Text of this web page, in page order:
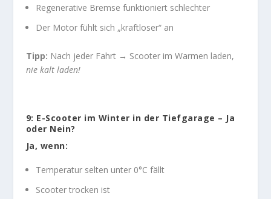
Regenerative Bremse funktioniert schlechter
Der Motor fühlt sich „kraftloser“ an
Tipp: Nach jeder Fahrt → Scooter im Warmen laden,
nie kalt laden!
9: E-Scooter im Winter in der Tiefgarage – Ja
oder Nein?
Ja, wenn:
Temperatur selten unter 0°C fällt
Scooter trocken ist